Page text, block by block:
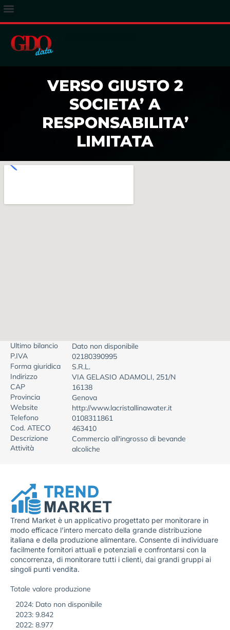
VERSO GIUSTO 2
SOCIETA’ A
RESPONSABILITA’
LIMITATA
Ultimo bilancio
Dato non disponibile
P.IVA
02180390995
Forma giuridica
S.R.L.
Indirizzo
VIA GELASIO ADAMOLI, 251/N
CAP
16138
Provincia
Genova
Website
http://www.lacristallinawater.it
Telefono
0108311861
Cod. ATECO
463410
Descrizione
Attività
Commercio all'ingrosso di bevande
alcoliche
Trend Market è un applicativo progettato per monitorare in
modo efficace l’intero mercato della grande distribuzione
italiana e della produzione alimentare. Consente di individuare
facilmente fornitori attuali e potenziali e confrontarsi con la
concorrenza, di monitorare tutti i clienti, dai grandi gruppi ai
singoli punti vendita.
Totale valore produzione
2024: Dato non disponibile
2023: 9.842
2022: 8.977